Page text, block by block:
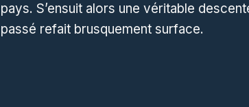
pays. S’ensuit alors une véritable
passé refait brusquement surface.